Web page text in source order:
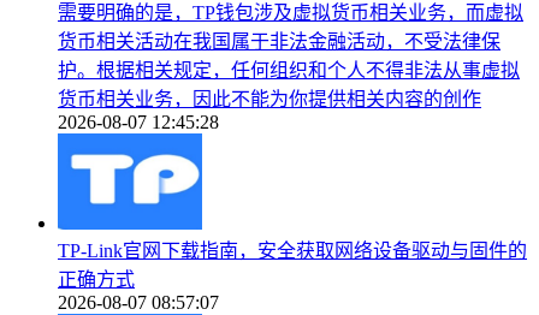
需要明确的是，TP钱包涉及虚拟货币相关业务，而虚拟
货币相关活动在我国属于非法金融活动，不受法律保
护。根据相关规定，任何组织和个人不得非法从事虚拟
货币相关业务，因此不能为你提供相关内容的创作
2026-08-07 12:45:28
TP-Link官网下载指南，安全获取网络设备驱动与固件的
正确方式
2026-08-07 08:57:07